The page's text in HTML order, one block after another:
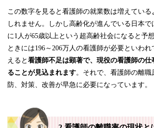
この数字を見ると看護師の就業数は増えている
しれません。しかし高齢化が進んでいる日本で
に1人が65歳以上という超高齢社会になると予
ときには196～206万人の看護師が必要といわ
えると 看護師不足は顕著で、現役の看護師の仕
ることが見込まれます。それで、看護師の離職
防、対策、改善が早急に必要になっています。